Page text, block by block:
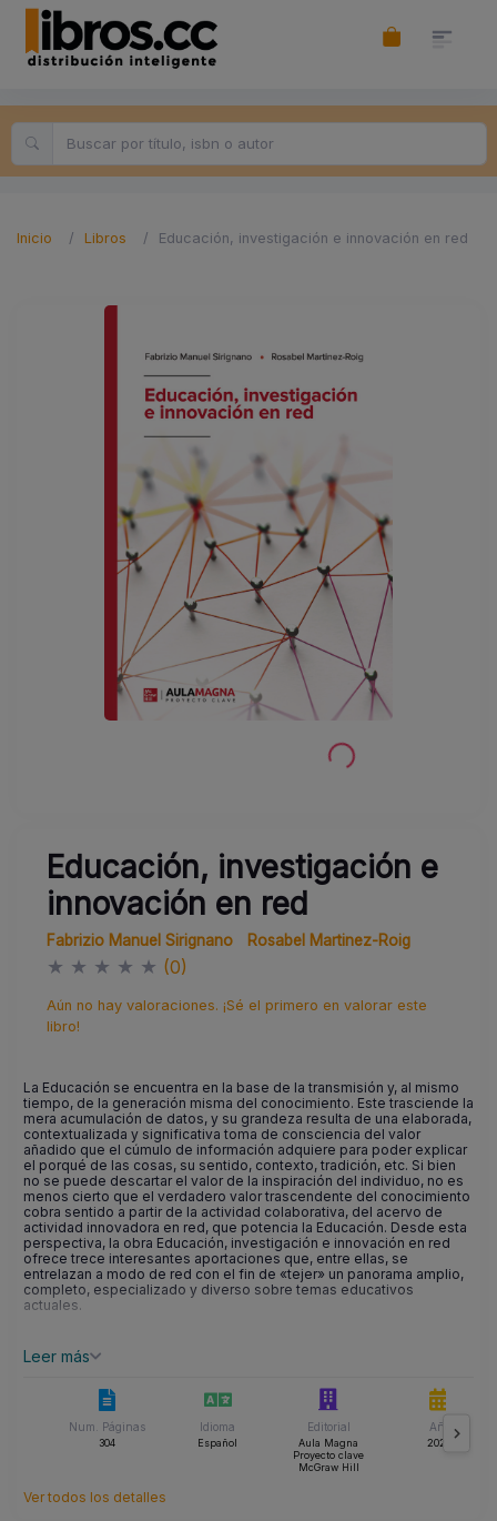
Inicio Libros Educación, investigación e innovación en red
Educación, investigación e
innovación en red
Fabrizio Manuel Sirignano Rosabel Martinez-Roig
★ ★ ★ ★ ★ (0)
Aún no hay valoraciones. ¡Sé el primero en valorar este
libro!
La Educación se encuentra en la base de la transmisión y, al mismo
tiempo, de la generación misma del conocimiento. Este trasciende la
mera acumulación de datos, y su grandeza resulta de una elaborada,
contextualizada y significativa toma de consciencia del valor
añadido que el cúmulo de información adquiere para poder explicar
el porqué de las cosas, su sentido, contexto, tradición, etc. Si bien
no se puede descartar el valor de la inspiración del individuo, no es
menos cierto que el verdadero valor trascendente del conocimiento
cobra sentido a partir de la actividad colaborativa, del acervo de
actividad innovadora en red, que potencia la Educación. Desde esta
perspectiva, la obra Educación, investigación e innovación en red
ofrece trece interesantes aportaciones que, entre ellas, se
entrelazan a modo de red con el fin de «tejer» un panorama amplio,
completo, especializado y diverso sobre temas educativos
actuales.
Leer más
Num. Páginas
304
Idioma
Español
Editorial
Aula Magna
Proyecto clave
McGraw Hill
Año
2023
Ver todos los detalles